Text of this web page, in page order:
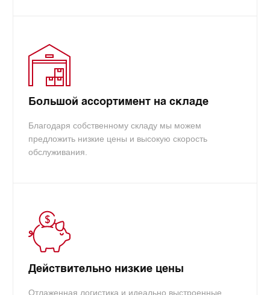
Большой ассортимент на складе
Благодаря собственному складу мы можем
предложить низкие цены и высокую скорость
обслуживания.
Действительно низкие цены
Отлаженная логистика и идеально выстроенные